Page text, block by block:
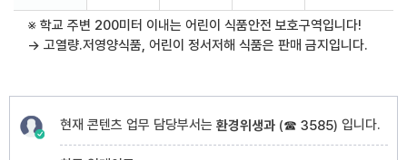
※ 학교 주변 200미터 이내는 어린이 식품안전 보호구역입니다!
→ 고열량.저영양식품, 어린이 정서저해 식품은 판매 금지입니다.
현재 콘텐츠 업무 담당부서는 환경위생과 (☎ 3585) 입니다.